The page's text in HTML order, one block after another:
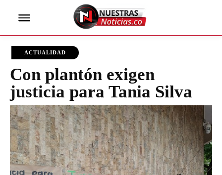
ACTUALIDAD
Con plantón exigen
justicia para Tania Silva